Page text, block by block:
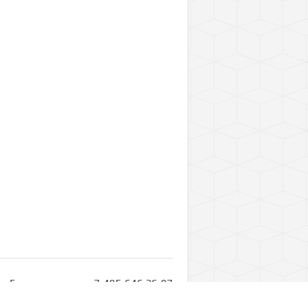
Горячая линия: +7 495 646 26 97